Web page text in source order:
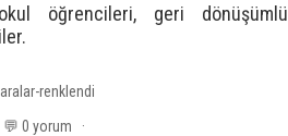
öğrencileri, geri dönüşümlü
renklendi
0 yorum ·